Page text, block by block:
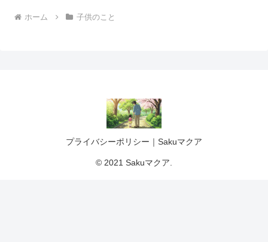
ホーム 子供のこと
プライバシーポリシー｜Sakuマクア
© 2021 Sakuマクア.